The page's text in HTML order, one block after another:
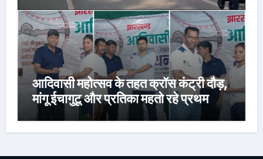
आदिवासी महोत्सव के तहत क्रॉस कंट्री दौड़,
मांगू ईचागुटू और प्रतिका महतो रहे प्रथम